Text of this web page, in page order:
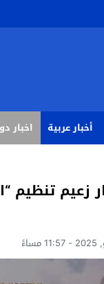
أخبار عربية اخبار
زعيم تنظيم